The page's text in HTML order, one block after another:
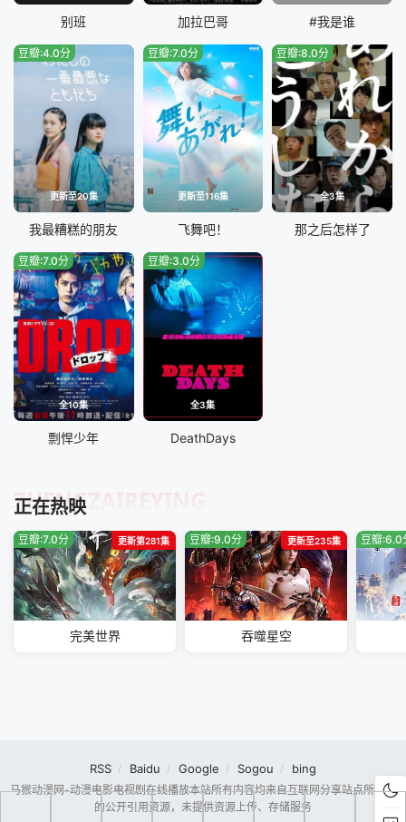
别班 加拉巴哥 #我是谁
更新至20集
豆瓣:4.0分
我最糟糕的朋友
更新至116集
豆瓣:7.0分
飞舞吧！
全3集
豆瓣:8.0分
那之后怎样了
全10集
豆瓣:7.0分
剽悍少年
全3集
豆瓣:3.0分
DeathDays
正在热映
ZHENGZAIREYING
更新第281集
豆瓣:7.0分
完美世界
更新至235集
豆瓣:9.0分
吞噬星空
豆瓣:6.0
RSS Baidu Google Sogou bing
马猴动漫网-动漫电影电视剧在线播放本站所有内容均来自互联网分享站点所提供
的公开引用资源，未提供资源上传、存储服务